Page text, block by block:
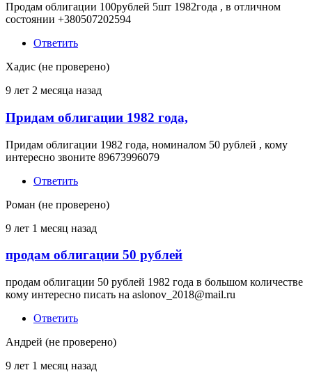
Продам облигации 100рублей 5шт 1982года , в отличном
состоянии +380507202594
Ответить
Хадис (не проверено)
9 лет 2 месяца назад
Придам облигации 1982 года,
Придам облигации 1982 года, номиналом 50 рублей , кому
интересно звоните 89673996079
Ответить
Роман (не проверено)
9 лет 1 месяц назад
продам облигации 50 рублей
продам облигации 50 рублей 1982 года в большом количестве
кому интересно писать на aslonov_2018@mail.ru
Ответить
Андрей (не проверено)
9 лет 1 месяц назад